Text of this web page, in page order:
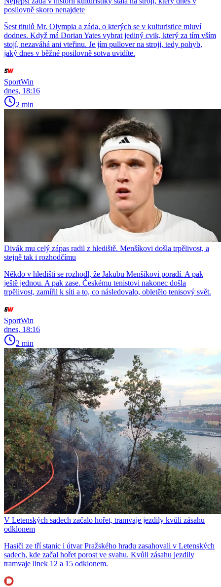
posilovně skoro nenajdete
Šest titulů Mr. Olympia a záda, o kterých se v kulturistice mluví
dodnes. Když má Dorian Yates vybrat jediný cvik, který za tím vším
stojí, nezaváhá ani vteřinu. Je jím pullover na stroji, tedy pohyb,
jaký dnes v běžné posilovně sotva uvidíte.
SportWin
dnes, 18:16
2 min
Divák mu celý zápas radil z hlediště. Menšíkovi došla trpělivost, a
stejně tak i rozhodčímu
Někdo v hledišti se rozhodl, že Jakubu Menšíkovi poradí. A pak
ještě jednou. A pak zase. Českému tenistovi nakonec došla
trpělivost, zamířil k síti a to, co následovalo, obletělo tenisový svět.
SportWin
dnes, 18:16
2 min
V Letenských sadech začalo hořet, tramvaje jezdily kvůli zásahu
odklonem
Hasiči ze tří stanic i útvar Pražského hradu zasahovali v Letenských
sadech, kde začal hořet porost ve svahu. Kvůli zásahu jezdily
tramvaje linek 12 a 15 odklonem.